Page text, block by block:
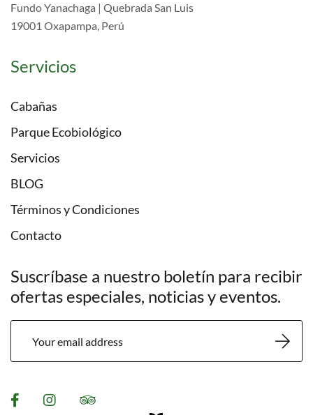
Fundo Yanachaga | Quebrada San Luis
19001 Oxapampa, Perú
Servicios
Cabañas
Parque Ecobiológico
Servicios
BLOG
Términos y Condiciones
Contacto
Suscríbase a nuestro boletín para recibir
ofertas especiales, noticias y eventos.